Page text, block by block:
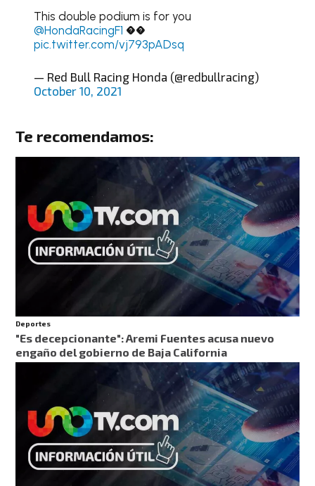
This double podium is for you
@HondaRacingF1 ��
pic.twitter.com/vj793pADsq
— Red Bull Racing Honda (@redbullracing)
October 10, 2021
Te recomendamos:
Deportes
"Es decepcionante": Aremi Fuentes acusa nuevo
engaño del gobierno de Baja California